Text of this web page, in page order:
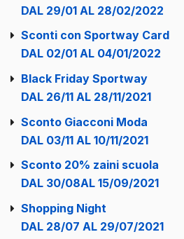
DAL 29/01 AL 28/02/2022
Sconti con Sportway Card
DAL 02/01 AL 04/01/2022
Black Friday Sportway
DAL 26/11 AL 28/11/2021
Sconto Giacconi Moda
DAL 03/11 AL 10/11/2021
Sconto 20% zaini scuola
DAL 30/08AL 15/09/2021
Shopping Night
DAL 28/07 AL 29/07/2021